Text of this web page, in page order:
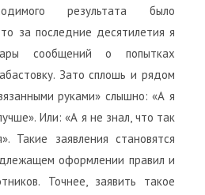
результата было
за последние десятилетия я
сообщений о попытках
Зато сплошь и рядом
руками» слышно: «А я
Или: «А я не знал, что так
Такие заявления становятся
оформлении правил и
Точнее, заявить такое